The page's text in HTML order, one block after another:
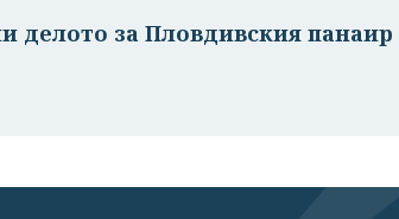
делото за Пловдивския панаир